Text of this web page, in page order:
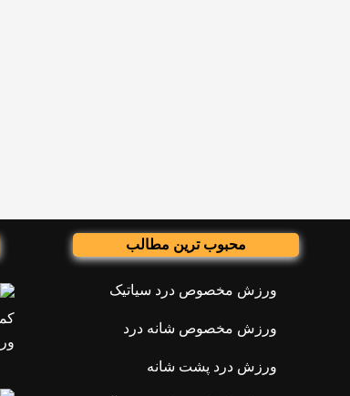
محبوب ترین مطالب
ورزش مخصوص درد سیاتیک
ورزش مخصوص شانه درد
ورزش درد پشت شانه